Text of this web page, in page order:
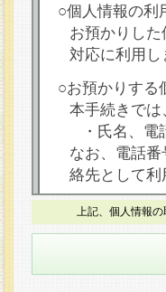
○個人情報の利
お預かりし
対応に利用し
○お預かりする
本手続きで
・氏名、
なお、電話
絡先として利
○本人が容易
本フォーム
○個人情報の
上記、個人情報